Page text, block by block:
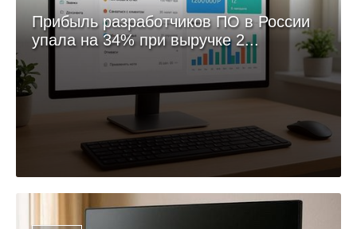
Прибыль разработчиков ПО в России
упала на 34% при выручке 2...